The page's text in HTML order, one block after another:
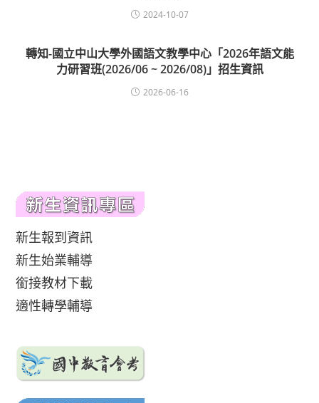
2024-10-07
轉知-國立中山大學外國語文教學中心「2026年語文能
力研習班(2026/06 ~ 2026/08)」招生資訊
2026-06-16
新生報到資訊
新生始業輔導
銜接教材下載
適性轉學輔導